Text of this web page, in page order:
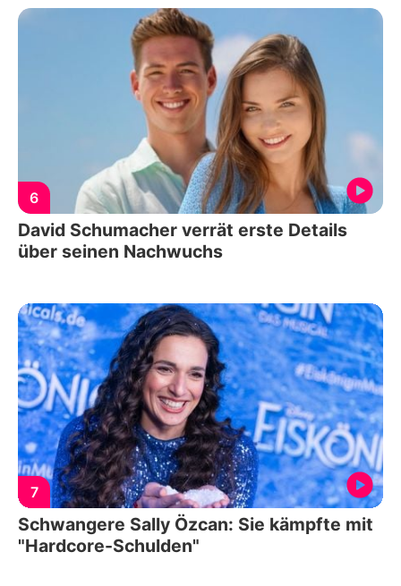
6
David Schumacher verrät erste Details
über seinen Nachwuchs
7
Schwangere Sally Özcan: Sie kämpfte mit
"Hardcore-Schulden"